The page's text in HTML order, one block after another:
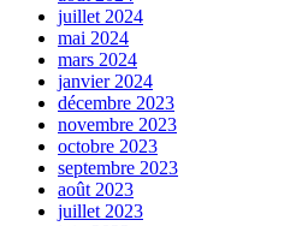
juillet 2024
mai 2024
mars 2024
janvier 2024
décembre 2023
novembre 2023
octobre 2023
septembre 2023
août 2023
juillet 2023